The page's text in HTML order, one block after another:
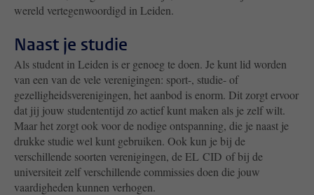
wereld vertegenwoordigd in Leiden.
Naast je studie
Als student in Leiden is er genoeg te doen. Je kunt lid worden
van een van de vele verenigingen: sport-, studie- of
gezelligheidsverenigingen, het aanbod is enorm. Dit zorgt ervoor
dat jij jouw studententijd zo actief kunt maken als je zelf wilt.
Maar het zorgt ook voor de nodige ontspanning, die je naast je
drukke studie wel kunt gebruiken. Ook kun je bij de
verschillende soorten verenigingen, de EL CID of bij de
universiteit zelf verschillende commissies doen die jouw
vaardigheden kunnen verhogen.